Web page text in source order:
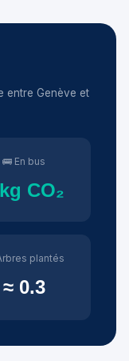
entre Genève et
🚌 En bus
CO₂
plantés
≈ 0.3